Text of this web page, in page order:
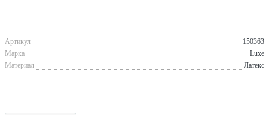
Артикул
150363
Марка
Luxe
Материал
Латекс